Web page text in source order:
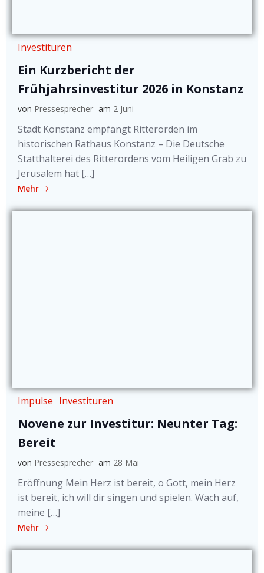
Investituren
Ein Kurzbericht der
Frühjahrsinvestitur 2026 in Konstanz
von Pressesprecher am 2 Juni
Stadt Konstanz empfängt Ritterorden im
historischen Rathaus Konstanz – Die Deutsche
Statthalterei des Ritterordens vom Heiligen Grab zu
Jerusalem hat […]
Mehr
Impulse Investituren
Novene zur Investitur: Neunter Tag:
Bereit
von Pressesprecher am 28 Mai
Eröffnung Mein Herz ist bereit, o Gott, mein Herz
ist bereit, ich will dir singen und spielen. Wach auf,
meine […]
Mehr